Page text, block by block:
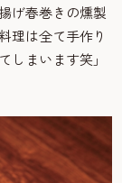
げ春巻きの燻製
理は全て手作り
しまいます笑」